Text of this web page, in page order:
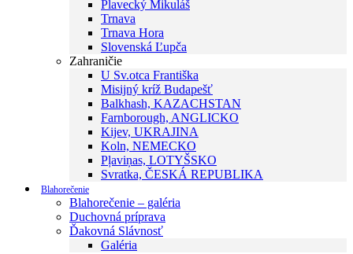
Plavecký Mikuláš
Trnava
Trnava Hora
Slovenská Ľupča
Zahraničie
U Sv.otca Františka
Misijný kríž Budapešť
Balkhash, KAZACHSTAN
Farnborough, ANGLICKO
Kijev, UKRAJINA
Koln, NEMECKO
Pļaviņas, LOTYŠSKO
Svratka, ČESKÁ REPUBLIKA
Blahorečenie
Blahorečenie – galéria
Duchovná príprava
Ďakovná Slávnosť
Galéria